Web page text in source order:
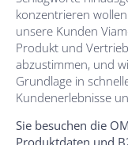
konzentrieren
unsere Kunden
Produkt und
abzustimmen, und
Grundlage in
Kundenerlebnisse
Sie besuchen die
Produktdaten und